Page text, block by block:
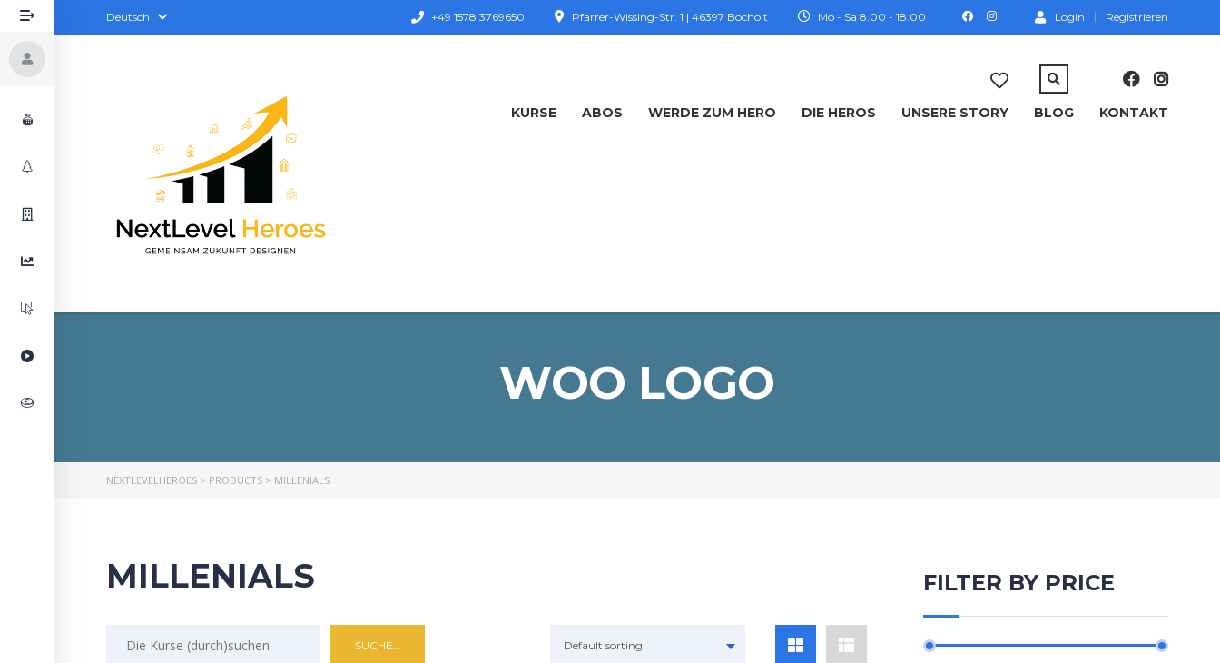
Deutsch Login Registrieren
Mo - Sa 8.00 - 18.00
Pfarrer-Wissing-Str. 1 | 46397 Bocholt
+49 1578 3769650
KURSE ABOS WERDE ZUM HERO DIE HEROS UNSERE STORY BLOG KONTAKT
WOO LOGO
NEXTLEVELHEROES > PRODUCTS > MILLENIALS
MILLENIALS
Default sorting
FILTER BY PRICE